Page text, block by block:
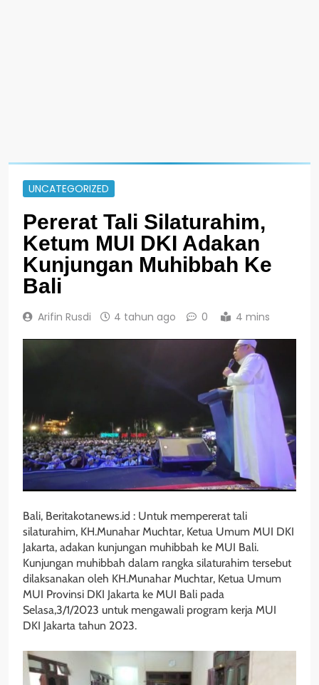
UNCATEGORIZED
Pererat Tali Silaturahim,
Ketum MUI DKI Adakan
Kunjungan Muhibbah Ke
Bali
Arifin Rusdi 4 tahun ago 0 4 mins
Bali, Beritakotanews.id : Untuk mempererat tali
silaturahim, KH.Munahar Muchtar, Ketua Umum MUI DKI
Jakarta, adakan kunjungan muhibbah ke MUI Bali.
Kunjungan muhibbah dalam rangka silaturahim tersebut
dilaksanakan oleh KH.Munahar Muchtar, Ketua Umum
MUI Provinsi DKI Jakarta ke MUI Bali pada
Selasa,3/1/2023 untuk mengawali program kerja MUI
DKI Jakarta tahun 2023.